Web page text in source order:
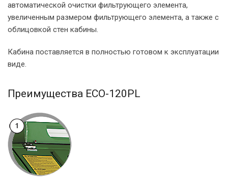
автоматической очистки фильтрующего элемента,
увеличенным размером фильтрующего элемента, а также с
облицовкой стен кабины.
Кабина поставляется в полностью готовом к эксплуатации
виде.
Преимущества ECO-120PL